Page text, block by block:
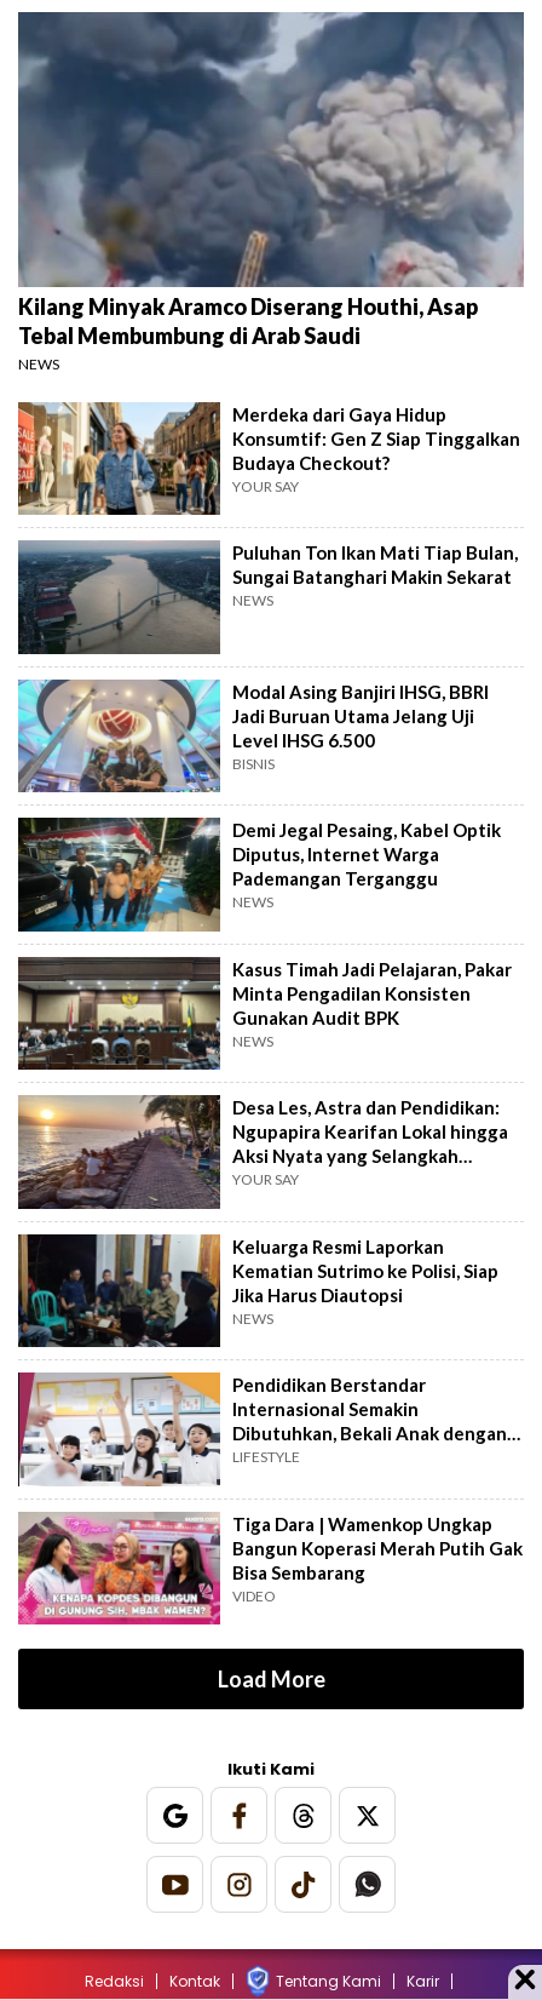
Kilang Minyak Aramco Diserang Houthi, Asap
Tebal Membumbung di Arab Saudi
NEWS
Merdeka dari Gaya Hidup
Konsumtif: Gen Z Siap Tinggalkan
Budaya Checkout?
YOUR SAY
Puluhan Ton Ikan Mati Tiap Bulan,
Sungai Batanghari Makin Sekarat
NEWS
Modal Asing Banjiri IHSG, BBRI
Jadi Buruan Utama Jelang Uji
Level IHSG 6.500
BISNIS
Demi Jegal Pesaing, Kabel Optik
Diputus, Internet Warga
Pademangan Terganggu
NEWS
Kasus Timah Jadi Pelajaran, Pakar
Minta Pengadilan Konsisten
Gunakan Audit BPK
NEWS
Desa Les, Astra dan Pendidikan:
Ngupapira Kearifan Lokal hingga
Aksi Nyata yang Selangkah
Mendahului
YOUR SAY
Keluarga Resmi Laporkan
Kematian Sutrimo ke Polisi, Siap
Jika Harus Diautopsi
NEWS
Pendidikan Berstandar
Internasional Semakin
Dibutuhkan, Bekali Anak dengan
Keterampilan Masa Depan
LIFESTYLE
Tiga Dara | Wamenkop Ungkap
Bangun Koperasi Merah Putih Gak
Bisa Sembarang
VIDEO
Load More
Ikuti Kami
Redaksi Kontak Tentang Kami Karir